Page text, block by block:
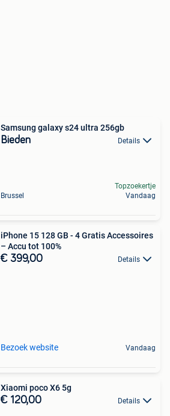
Samsung galaxy s24 ultra 256gb
Bieden Details
Brussel
Topzoekertje
Vandaag
iPhone 15 128 GB - 4 Gratis Accessoires
– Accu tot 100%
€ 399,00 Details
Bezoek website Vandaag
Xiaomi poco X6 5g
€ 120,00 Details